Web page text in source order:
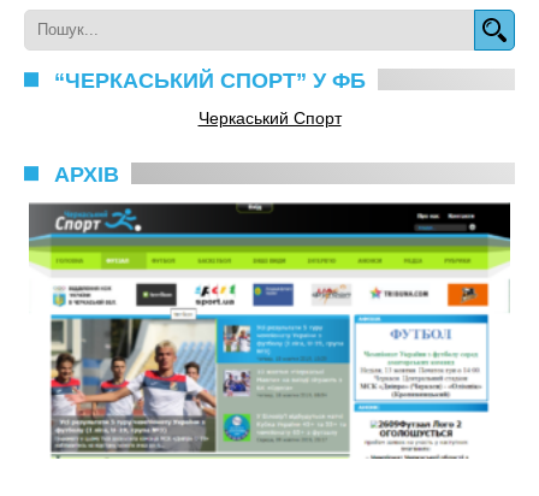
“ЧЕРКАСЬКИЙ СПОРТ” У ФБ
Черкаський Спорт
АРХІВ